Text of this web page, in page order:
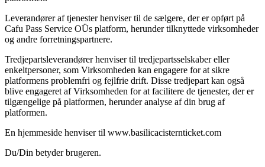
Leverandører af tjenester henviser til de sælgere, der er opført på
Cafu Pass Service OÜs platform, herunder tilknyttede virksomheder
og andre forretningspartnere.
Tredjepartsleverandører henviser til tredjepartsselskaber eller
enkeltpersoner, som Virksomheden kan engagere for at sikre
platformens problemfri og fejlfrie drift. Disse tredjepart kan også
blive engageret af Virksomheden for at facilitere de tjenester, der er
tilgængelige på platformen, herunder analyse af din brug af
platformen.
En hjemmeside henviser til www.basilicacisternticket.com
Du/Din betyder brugeren.